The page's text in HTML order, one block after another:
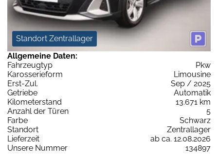
Standort Zentrallager
Allgemeine Daten:
Fahrzeugtyp
Pkw
Karosserieform
Limousine
Erst-Zul.
Sep / 2025
Getriebe
Automatik
Kilometerstand
13.671 km
Anzahl der Türen
5
Farbe
Schwarz
Standort
Zentrallager
Lieferzeit
ab ca. 12.08.2026
Unsere Nummer
134897